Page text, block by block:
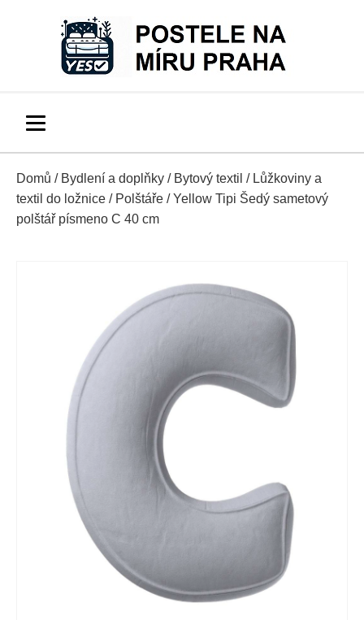
Domů / Bydlení a doplňky / Bytový textil / Lůžkoviny a
textil do ložnice / Polštáře / Yellow Tipi Šedý sametový
polštář písmeno C 40 cm